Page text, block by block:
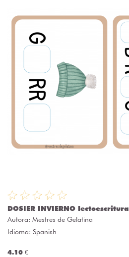
DOSIER INVIERNO lectoescritura
Autora: Mestres de Gelatina
Idioma: Spanish
4.10 €